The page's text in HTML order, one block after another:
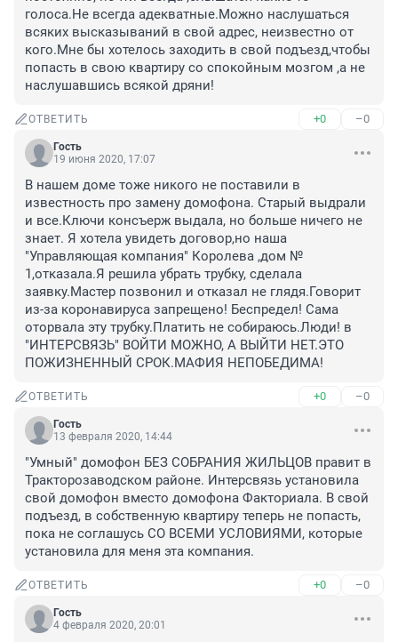
голоса.Не всегда адекватные.Можно наслушаться
всяких высказываний в свой адрес, неизвестно от
кого.Мне бы хотелось заходить в свой подъезд,чтобы
попасть в свою квартиру со спокойным мозгом ,а не
наслушавшись всякой дряни!
ОТВЕТИТЬ +0 –0
Гость
19 июня 2020, 17:07
В нашем доме тоже никого не поставили в
известность про замену домофона. Старый выдрали
и все.Ключи консъерж выдала, но больше ничего не
знает. Я хотела увидеть договор,но наша
"Управляющая компания" Королева ,дом №
1,отказала.Я решила убрать трубку, сделала
заявку.Мастер позвонил и отказал не глядя.Говорит
из-за коронавируса запрещено! Беспредел! Сама
оторвала эту трубку.Платить не собираюсь.Люди! в
"ИНТЕРСВЯЗЬ" ВОЙТИ МОЖНО, А ВЫЙТИ НЕТ.ЭТО
ПОЖИЗНЕННЫЙ СРОК.МАФИЯ НЕПОБЕДИМА!
ОТВЕТИТЬ +0 –0
Гость
13 февраля 2020, 14:44
"Умный" домофон БЕЗ СОБРАНИЯ ЖИЛЬЦОВ правит в
Тракторозаводском районе. Интерсвязь установила
свой домофон вместо домофона Факториала. В свой
подъезд, в собственную квартиру теперь не попасть,
пока не соглашусь СО ВСЕМИ УСЛОВИЯМИ, которые
установила для меня эта компания.
ОТВЕТИТЬ +0 –0
Гость
4 февраля 2020, 20:01